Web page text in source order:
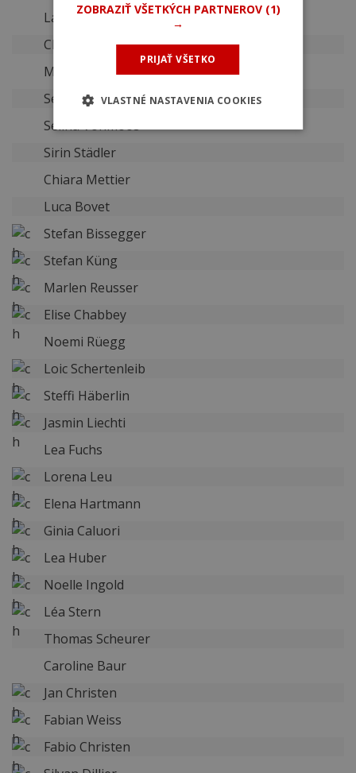
Lara Liehner
Chloe Tschumi
Muriel Furrer
Sereina Hosner
Selina Vonmoos
Sirin Städler
Chiara Mettier
Luca Bovet
Stefan Bissegger
Stefan Küng
Marlen Reusser
Elise Chabbey
Noemi Rüegg
Loic Schertenleib
Steffi Häberlin
Jasmin Liechti
Lea Fuchs
Lorena Leu
Elena Hartmann
Ginia Caluori
Lea Huber
Noelle Ingold
Léa Stern
Thomas Scheurer
Caroline Baur
Jan Christen
Fabian Weiss
Fabio Christen
ZOBRAZIŤ VŠETKÝCH PARTNEROV (1)
→
PRIJAŤ VŠETKO
VLASTNÉ NASTAVENIA COOKIES